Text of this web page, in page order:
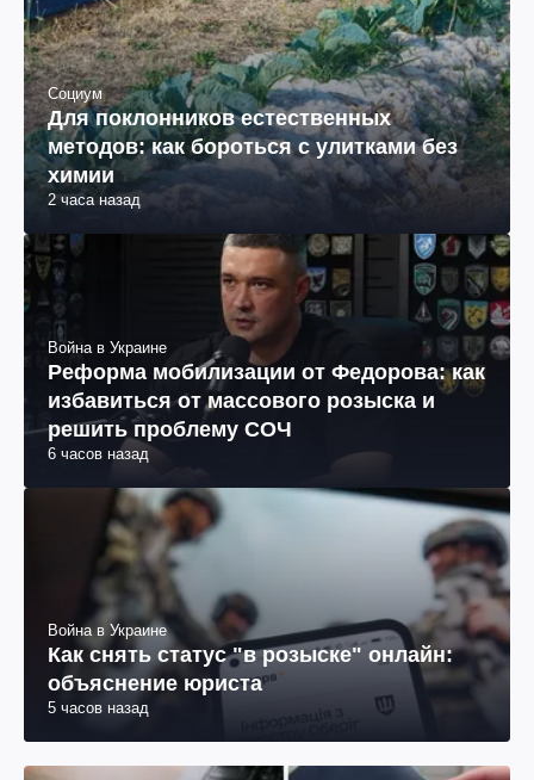
Социум
Для поклонников естественных
методов: как бороться с улитками без
химии
2 часа назад
Война в Украине
Реформа мобилизации от Федорова: как
избавиться от массового розыска и
решить проблему СОЧ
6 часов назад
Война в Украине
Как снять статус "в розыске" онлайн:
объяснение юриста
5 часов назад